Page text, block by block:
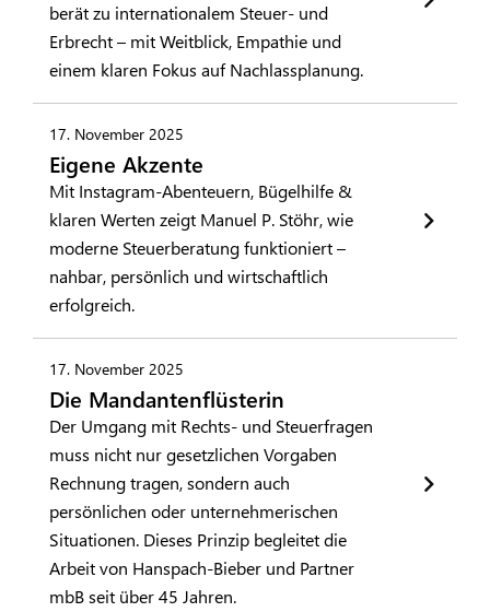
berät zu internationalem Steuer- und
Erbrecht – mit Weitblick, Empathie und
einem klaren Fokus auf Nachlassplanung.
17. November 2025
Eigene Akzente
Mit Instagram-Abenteuern, Bügelhilfe &
klaren Werten zeigt Manuel P. Stöhr, wie
moderne Steuerberatung funktioniert –
nahbar, persönlich und wirtschaftlich
erfolgreich.
17. November 2025
Die Mandantenflüsterin
Der Umgang mit Rechts- und Steuerfragen
muss nicht nur gesetzlichen Vorgaben
Rechnung tragen, sondern auch
persönlichen oder unternehmerischen
Situationen. Dieses Prinzip begleitet die
Arbeit von Hanspach-Bieber und Partner
mbB seit über 45 Jahren.